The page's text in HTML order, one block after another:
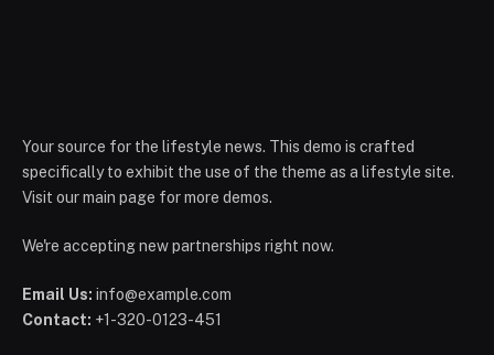
Your source for the lifestyle news. This demo is crafted
specifically to exhibit the use of the theme as a lifestyle site.
Visit our main page for more demos.
We're accepting new partnerships right now.
Email Us: info@example.com
Contact: +1-320-0123-451